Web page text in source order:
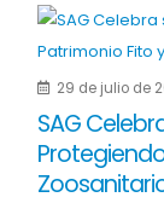
29 de julio de
SAG